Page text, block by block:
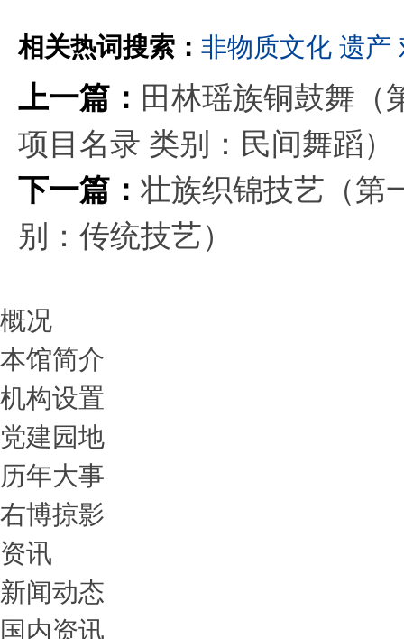
相关热词搜索： 非物质文化 遗产
上一篇： 田林瑶族铜鼓舞（
项目名录 类别：民间舞蹈）
下一篇： 壮族织锦技艺（第
别：传统技艺）
概况
本馆简介
机构设置
党建园地
历年大事
右博掠影
资讯
新闻动态
国内资讯